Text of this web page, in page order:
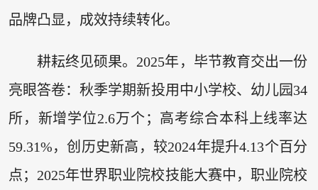
品牌凸显，成效持续转化。
耕耘终见硕果。2025年，毕节教育交出一份
亮眼答卷：秋季学期新投用中小学校、幼儿园34
所，新增学位2.6万个；高考综合本科上线率达
59.31%，创历史新高，较2024年提升4.13个百分
点；2025年世界职业院校技能大赛中，职业院校